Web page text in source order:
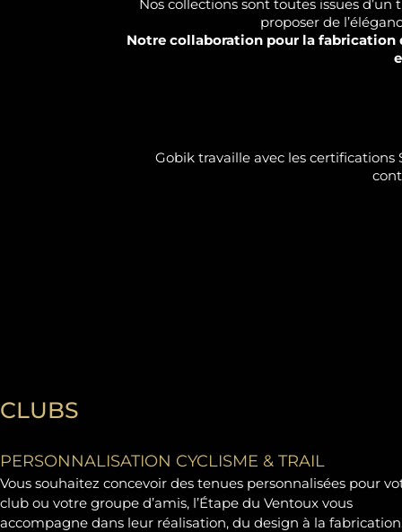
Nos collections sont toutes issues d’un
proposer de
Notre collaboration pour la fabrication
Gobik travaille avec les certifications
CLUBS
PERSONNALISATION CYCLISME & TRAIL
Vous souhaitez concevoir des tenues personnalisées pour
club ou votre groupe d’amis, l’Étape du Ventoux vous
accompagne dans leur réalisation, du design à la